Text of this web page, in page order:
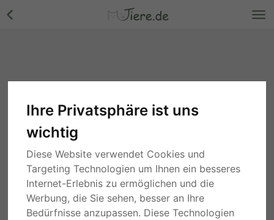
Ihre Privatsphäre ist uns
wichtig
Diese Website verwendet Cookies und
Targeting Technologien um Ihnen ein besseres
Internet-Erlebnis zu ermöglichen und die
Werbung, die Sie sehen, besser an Ihre
Bedürfnisse anzupassen. Diese Technologien